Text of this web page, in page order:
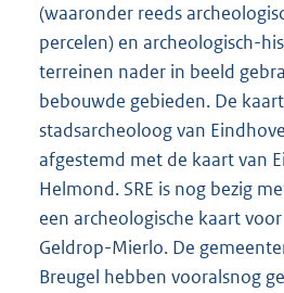
(waaronder reeds
percelen) en archeologisch-
terreinen nader in beeld
bebouwde gebieden. De
stadsarcheoloog van
afgestemd met de kaart van
Helmond. SRE is nog bezig
een archeologische kaart
Geldrop-Mierlo. De
Breugel hebben vooralsnog